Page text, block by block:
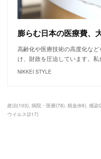
高齢化や医療技術の高度化な
け、財政を圧迫しています。
NIKKEI STYLE
政治(103) 病院・医療(78) 税金(69) 感染
ウイルス(217)